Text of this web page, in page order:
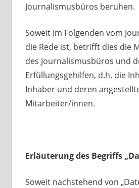
Journalismusbüros beruhen.
Soweit im Folgenden vom
die Rede ist, betrifft dies die
des Journalismusbüros und
Erfüllungsgehilfen, d.h. die
Inhaber und deren
Mitarbeiter/innen.
Erläuterung des Begriffs
Soweit nachstehend von